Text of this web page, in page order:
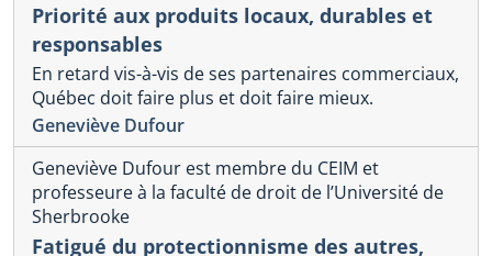
Priorité aux produits locaux, durables et
responsables
En retard vis-à-vis de ses partenaires commerciaux,
Québec doit faire plus et doit faire mieux.
Geneviève Dufour
Geneviève Dufour est membre du CEIM et
professeure à la faculté de droit de l’Université de
Sherbrooke
Fatigué du protectionnisme des autres,